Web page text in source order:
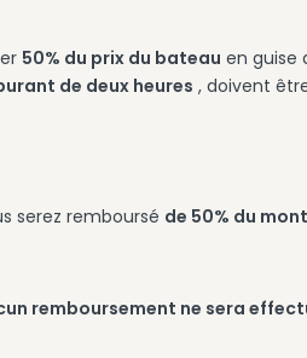
50% du prix du bateau en guise
de deux heures , doivent
serez remboursé de 50% du
remboursement ne sera